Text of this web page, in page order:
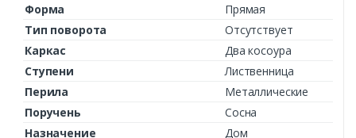
Форма
Прямая
Тип поворота
Отсутствует
Каркас
Два косоура
Ступени
Лиственница
Перила
Металлические
Поручень
Сосна
Назначение
Дом